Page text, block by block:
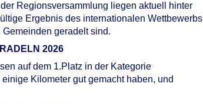
Regionsversammlung liegen aktuell hinter
Ergebnis des internationalen Wettbewerbs
geradelt sind.
2026
auf dem 1.Platz in der Kategorie
Kilometer gut gemacht haben, und